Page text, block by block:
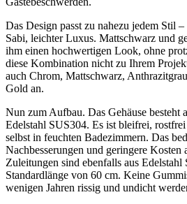
Das Design passt zu nahezu jedem Stil
Sabi, leichter Luxus. Mattschwarz und
ihm einen hochwertigen Look, ohne
diese Kombination nicht zu Ihrem
auch Chrom, Mattschwarz,
Gold an.
Nun zum Aufbau. Das Gehäuse besteht
Edelstahl SUS304. Es ist bleifrei,
selbst in feuchten Badezimmern. Das
Nachbesserungen und geringere Kosten
Zuleitungen sind ebenfalls aus Edelstahl
Standardlänge von 60 cm. Keine
wenigen Jahren rissig und undicht